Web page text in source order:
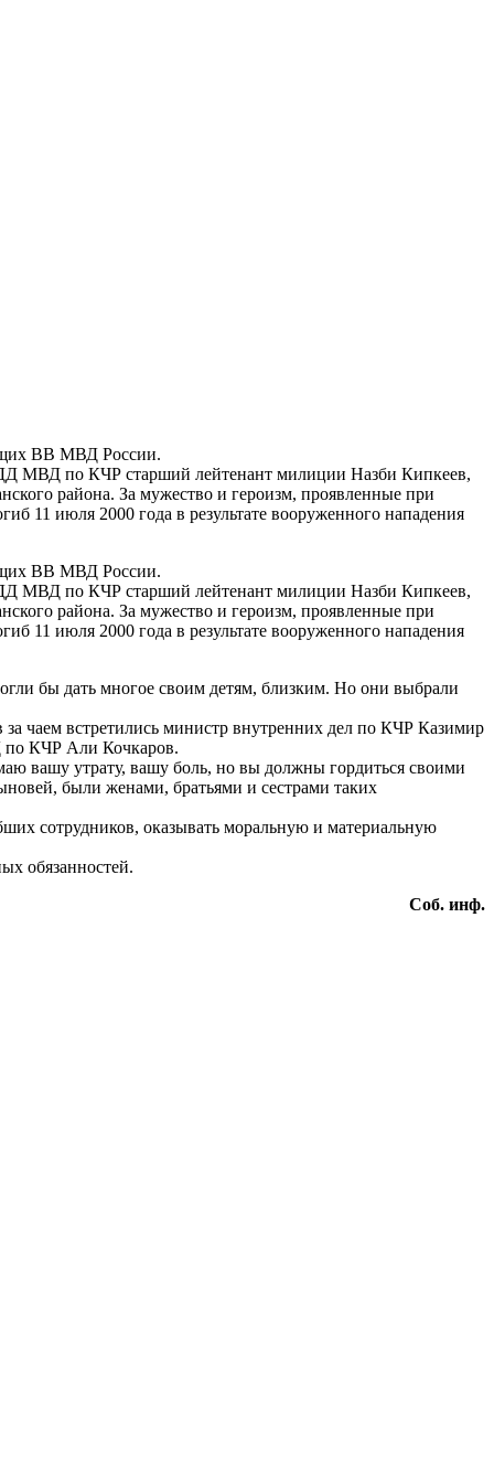
ВВ МВД России.
МВД по КЧР старший лейтенант милиции Назби Кипкеев,
района. За мужество и героизм, проявленные при
11 июля 2000 года в результате вооруженного нападения
ВВ МВД России.
МВД по КЧР старший лейтенант милиции Назби Кипкеев,
района. За мужество и героизм, проявленные при
11 июля 2000 года в результате вооруженного нападения
бы дать многое своим детям, близким. Но они выбрали
чаем встретились министр внутренних дел по КЧР Казимир
по КЧР Али Кочкаров.
вашу утрату, вашу боль, но вы должны гордиться своими
были женами, братьями и сестрами таких
сотрудников, оказывать моральную и материальную
обязанностей.
Соб. инф.